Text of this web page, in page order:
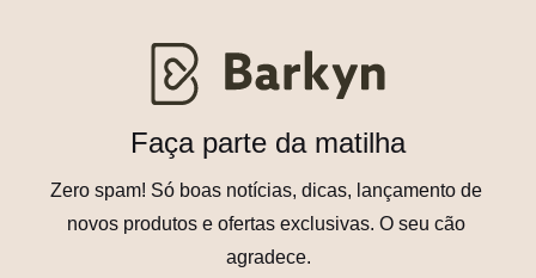
Faça parte da matilha
Zero spam! Só boas notícias, dicas, lançamento de
novos produtos e ofertas exclusivas. O seu cão
agradece.